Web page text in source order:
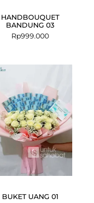
HANDBOUQUET
BANDUNG 03
Rp999.000
BUKET UANG 01